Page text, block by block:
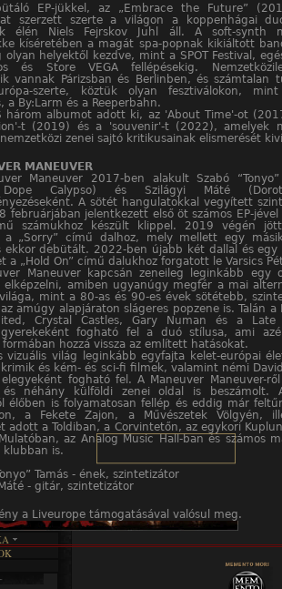
EP-jükkel, az „Embrace the Future”
szerzett szerte a világon a koppenhágai
élén Niels Fejrskov Juhl áll. A soft-synth
kíséretében a magát spa-popnak kikiáltott
helyektől kezdve, mint a SPOT Festival,
os és Store VEGA fellépésekig.
vannak Párizsban és Berlinben, és számtalan
szerte, köztük olyan fesztiválokon,
a By:Larm és a Reeperbahn.
három albumot adott ki, az 'About Time'-ot
t (2019) és a 'souvenir'-t (2022), amelyek
nemzetközi zenei sajtó kritikusainak elismerését
MANEUVER
Maneuver 2017-ben alakult Szabó
Dope Calypso) és Szilágyi Máté
A sötét hangulatokkal vegyített
februárjában jelentkezett első öt számos EP-jével
számukhoz készült klippel. 2019 végén
a „Sorry” című dalhoz, mely mellett egy
ekkor debütált. 2022-ben újabb két dallal és
a „Hold On” című dalukhoz forgatott le Varsics
Maneuver kapcsán zeneileg leginkább egy
elképzelni, amiben ugyanúgy megfér a mai
mint a 80-as és 90-es évek sötétebb,
amúgy alapjáraton slágeres popzene is. Talán a
Crystal Castles, Gary Numan és a
fogható fel a duó stílusa, ami
formában hozzá vissza az említett hatásokat.
vizuális világ leginkább egyfajta kelet-európai
és kém- és sci-fi filmek, valamint némi
elegyeként fogható fel. A Maneuver Maneuver-
és néhány külföldi zenei oldal is beszámolt.
élőben is folyamatosan fellép és eddig már
a Fekete Zajon, a Művészetek Völgyén,
adott a Toldiban, a Corvintetőn, az egykori
az Analog Music Hall-ban és számos
klubban is.
Tamás - ének, szintetizátor
- gitár, szintetizátor
a Liveurope támogatásával valósul meg.